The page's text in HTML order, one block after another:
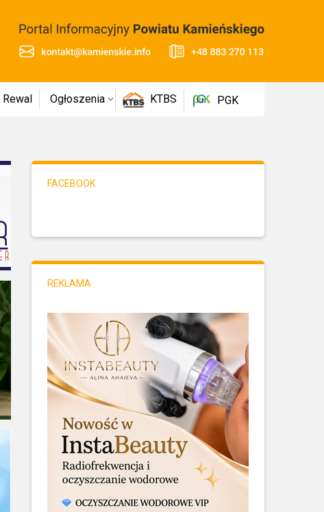
Rewal Ogłoszenia KTBS PGK
FACEBOOK
REKLAMA